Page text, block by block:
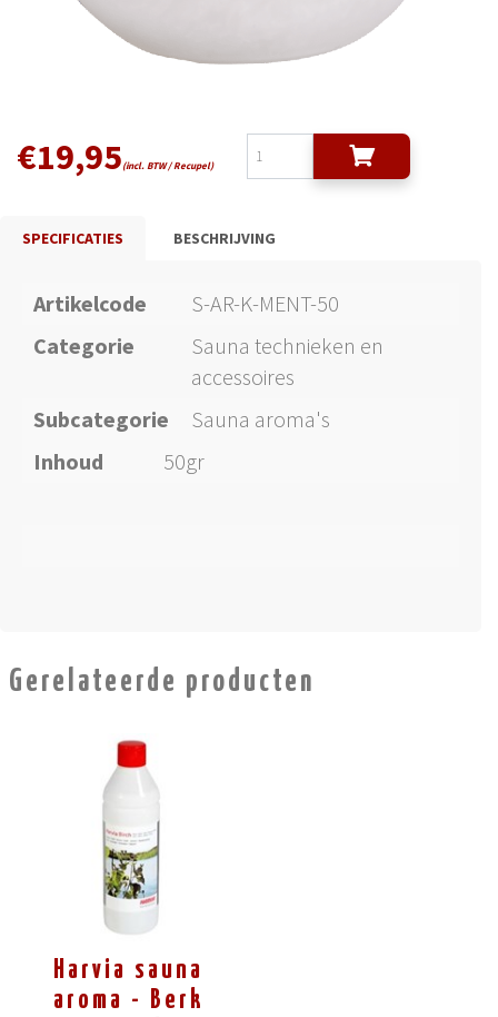
€19,95(incl. BTW / Recupel)
SPECIFICATIES BESCHRIJVING
Artikelcode
S-AR-K-MENT-50
Categorie
Sauna technieken en
accessoires
Subcategorie
Sauna aroma's
Inhoud
50gr
Gerelateerde producten
Harvia sauna
aroma - Berk